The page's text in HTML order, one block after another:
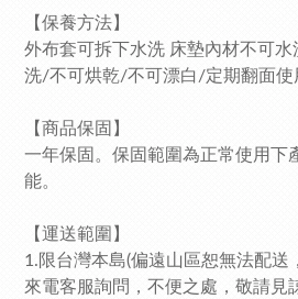
【保養方法】
外布套可拆下水洗 床墊內材不可
洗/不可烘乾/不可漂白/定期翻面使
【商品保固】
一年保固。保固範圍為正常使用下
能。
【運送範圍】
1.限台灣本島(偏遠山區恕無法配送
來電客服詢問，不便之處，敬請見